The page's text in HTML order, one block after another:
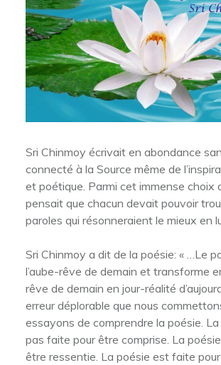
Sri Chinmoy écrivait en abondance
connecté à la Source même de
et poétique. Parmi cet immense choix
pensait que chacun devait pouvoir
paroles qui résonneraient le mieux en
Sri Chinmoy a dit de la poésie: « …Le
l’aube-rêve de demain et transforme
rêve de demain en jour-réalité
erreur déplorable que nous
essayons de comprendre la poésie. La
pas faite pour être comprise. La
être ressentie. La poésie est faite